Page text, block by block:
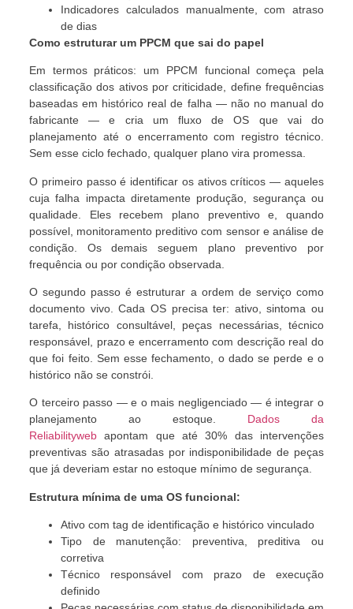
Indicadores calculados manualmente, com atraso
de dias
Como estruturar um PPCM que sai do papel
Em termos práticos: um PPCM funcional começa pela
classificação dos ativos por criticidade, define frequências
baseadas em histórico real de falha — não no manual do
fabricante — e cria um fluxo de OS que vai do
planejamento até o encerramento com registro técnico.
Sem esse ciclo fechado, qualquer plano vira promessa.
O primeiro passo é identificar os ativos críticos — aqueles
cuja falha impacta diretamente produção, segurança ou
qualidade. Eles recebem plano preventivo e, quando
possível, monitoramento preditivo com sensor e análise de
condição. Os demais seguem plano preventivo por
frequência ou por condição observada.
O segundo passo é estruturar a ordem de serviço como
documento vivo. Cada OS precisa ter: ativo, sintoma ou
tarefa, histórico consultável, peças necessárias, técnico
responsável, prazo e encerramento com descrição real do
que foi feito. Sem esse fechamento, o dado se perde e o
histórico não se constrói.
O terceiro passo — e o mais negligenciado — é integrar o
planejamento ao estoque. Dados da
Reliabilityweb apontam que até 30% das intervenções
preventivas são atrasadas por indisponibilidade de peças
que já deveriam estar no estoque mínimo de segurança.
Estrutura mínima de uma OS funcional:
Ativo com tag de identificação e histórico vinculado
Tipo de manutenção: preventiva, preditiva ou
corretiva
Técnico responsável com prazo de execução
definido